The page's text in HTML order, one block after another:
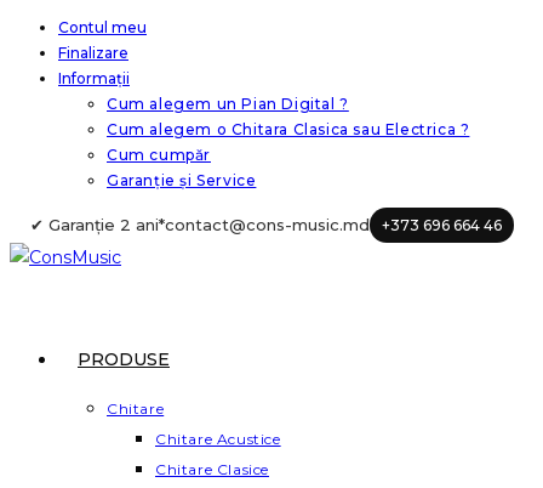
Skip
content
Contul meu
Finalizare
Informații
Cum alegem un Pian Digital ?
Cum alegem o Chitara Clasica sau Electrica ?
Cum cumpăr
Garanție și Service
✔ Garanție 2 ani*contact@cons-music.md +373 696 664 46
PRODUSE
Chitare
Chitare Acustice
Chitare Clasice